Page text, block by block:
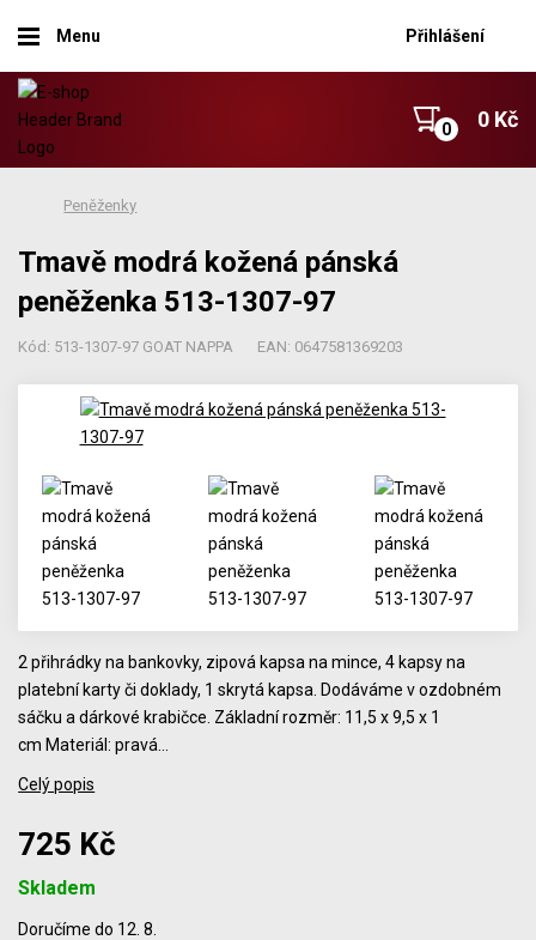
Menu Přihlášení
0 Kč
Peněženky
Tmavě modrá kožená pánská
peněženka 513-1307-97
Kód: 513-1307-97 GOAT NAPPA EAN: 0647581369203
2 přihrádky na bankovky, zipová kapsa na mince, 4 kapsy na
platební karty či doklady, 1 skrytá kapsa. Dodáváme v ozdobném
sáčku a dárkové krabičce. Základní rozměr: 11,5 x 9,5 x 1
cm Materiál: pravá…
Celý popis
725 Kč
Skladem
Doručíme do 12. 8.